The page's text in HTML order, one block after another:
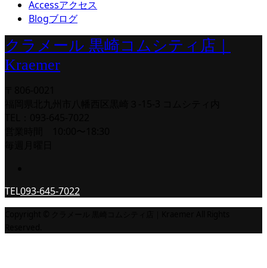
Accessアクセス
Blogブログ
クラメール 黒崎コムシティ店｜
Kraemer
TEL093-645-7022